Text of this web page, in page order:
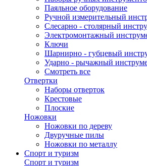
Паяльное оборудование
Ручной измерительный
Слесарно - столярный
Электромонтажный
Ключи
Шарнирно - губцевый
Ударно - рычажный
Смотреть все
Отвертки
Наборы отверток
Крестовые
Плоские
Ножовки
Ножовки по дереву
Двуручные пилы
Ножовки по металлу
Спорт и туризм
Спорт и туризм